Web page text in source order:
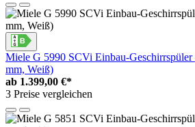
Miele G 5990 SCVi Einbau-
mm, Weiß)
ab 1.399,00 €*
3 Preise vergleichen